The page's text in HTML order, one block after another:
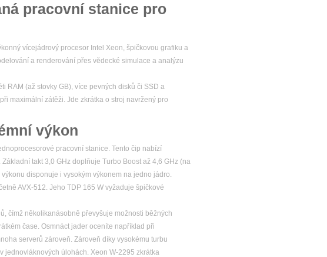
pracovní stanice pro
vícejádrový procesor Intel Xeon, špičkovou grafiku a
a renderování přes vědecké simulace a analýzu
RAM (až stovky GB), více pevných disků či SSD a
maximální zátěži. Jde zkrátka o stroj navržený pro
výkon
pracovní stanice. Tento čip nabízí
takt 3,0 GHz doplňuje Turbo Boost až 4,6 GHz (na
disponuje i vysokým výkonem na jedno jádro.
AVX-512. Jeho TDP 165 W vyžaduje špičkové
čímž několikanásobně převyšuje možnosti běžných
čase. Osmnáct jader oceníte například při
serverů zároveň. Zároveň díky vysokému turbu
jednovláknových úlohách. Xeon W-2295 zkrátka